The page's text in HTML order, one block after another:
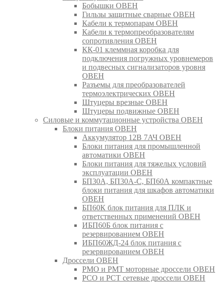
Бобышки ОВЕН
Гильзы защитные сварные ОВЕН
Кабели к термопарам ОВЕН
Кабели к термопреобразователям
сопротивления ОВЕН
КК-01 клеммная коробка для
подключения погружных уровнемеров
и подвесных сигнализаторов уровня
ОВЕН
Разъемы для преобразователей
термоэлектрических ОВЕН
Штуцеры врезные ОВЕН
Штуцеры подвижные ОВЕН
Силовые и коммутационные устройства ОВЕН
Блоки питания ОВЕН
Аккумулятор 12В 7АЧ ОВЕН
Блоки питания для промышленной
автоматики ОВЕН
Блоки питания для тяжелых условий
эксплуатации ОВЕН
БП30А, БП30А-С, БП60А компактные
блоки питания для шкафов автоматики
ОВЕН
БП60К блок питания для ПЛК и
ответственных применений ОВЕН
ИБП60Б блок питания с
резервированием ОВЕН
ИБП60ЖД-24 блок питания с
резервированием ОВЕН
Дроссели ОВЕН
РМО и РМТ моторные дроссели ОВЕН
РСО и РСТ сетевые дроссели ОВЕН